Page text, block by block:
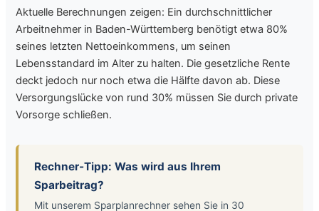
Aktuelle Berechnungen zeigen: Ein durchschnittlicher
Arbeitnehmer in Baden-Württemberg benötigt etwa 80%
seines letzten Nettoeinkommens, um seinen
Lebensstandard im Alter zu halten. Die gesetzliche Rente
deckt jedoch nur noch etwa die Hälfte davon ab. Diese
Versorgungslücke von rund 30% müssen Sie durch private
Vorsorge schließen.
Rechner-Tipp: Was wird aus Ihrem
Sparbeitrag?
Mit unserem Sparplanrechner sehen Sie in 30